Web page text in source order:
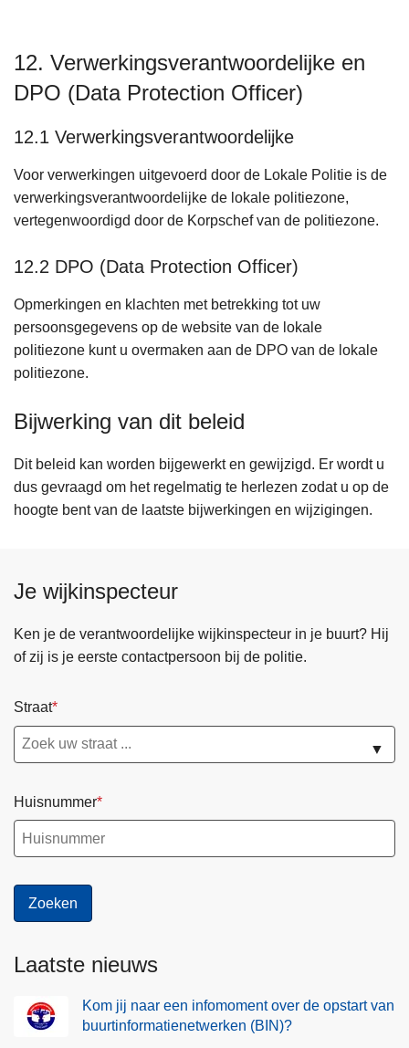
12. Verwerkingsverantwoordelijke en
DPO (Data Protection Officer)
12.1 Verwerkingsverantwoordelijke
Voor verwerkingen uitgevoerd door de Lokale Politie is de
verwerkingsverantwoordelijke de lokale politiezone,
vertegenwoordigd door de Korpschef van de politiezone.
12.2 DPO (Data Protection Officer)
Opmerkingen en klachten met betrekking tot uw
persoonsgegevens op de website van de lokale
politiezone kunt u overmaken aan de DPO van de lokale
politiezone.
Bijwerking van dit beleid
Dit beleid kan worden bijgewerkt en gewijzigd. Er wordt u
dus gevraagd om het regelmatig te herlezen zodat u op de
hoogte bent van de laatste bijwerkingen en wijzigingen.
Je wijkinspecteur
Ken je de verantwoordelijke wijkinspecteur in je buurt? Hij
of zij is je eerste contactpersoon bij de politie.
Straat
▼
Huisnummer
Laatste nieuws
Kom jij naar een infomoment over de opstart van
buurtinformatienetwerken (BIN)?